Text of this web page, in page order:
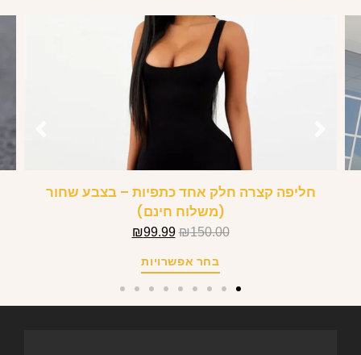
חליפה קצרה חלק אחד כתפיות – בצבע שחור
(משלוח חינם)
₪150.00
₪99.99
בחר אפשרויות